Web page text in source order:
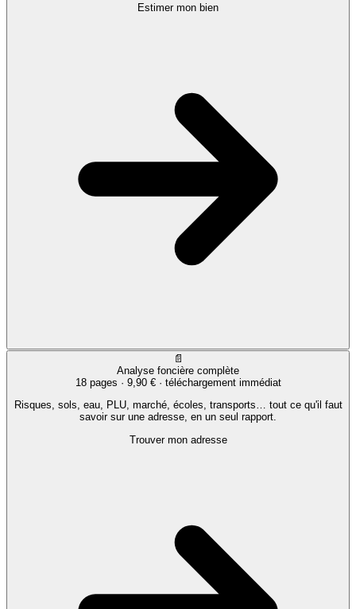
Estimer mon bien
📄
Analyse foncière complète
18 pages · 9,90 €· téléchargement immédiat
Risques, sols, eau, PLU, marché, écoles, transports… tout ce qu'il faut
savoir sur une adresse, en un seul rapport.
Trouver mon adresse